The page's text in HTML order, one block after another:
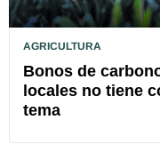
AGRICULTURA
Bonos de
locales no tiene
tema